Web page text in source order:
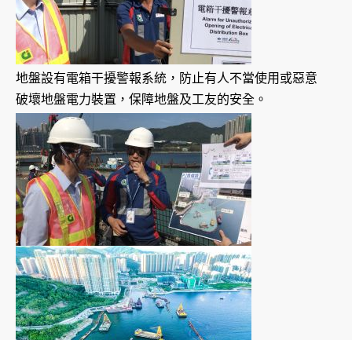
地盤設有電箱干擾警報系統，防止有人不當使用或惡意
破壞地盤電力裝置，保障地盤及工友的安全。